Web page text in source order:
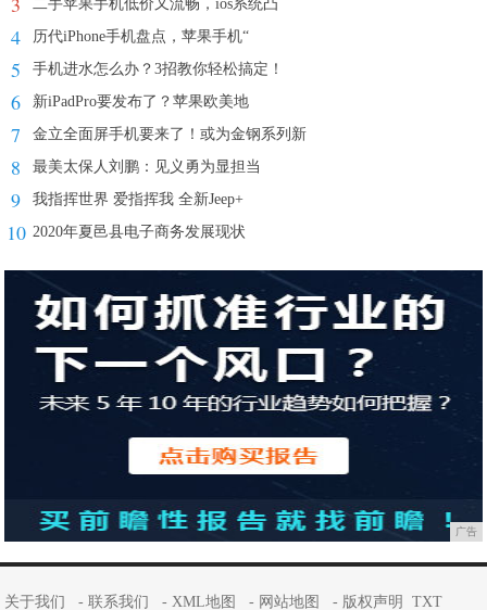
二手苹果手机低价又流畅，ios系统凸
4 历代iPhone手机盘点，苹果手机“
5 手机进水怎么办？3招教你轻松搞定！
6 新iPadPro要发布了？苹果欧美地
7 金立全面屏手机要来了！或为金钢系列新
8 最美太保人刘鹏：见义勇为显担当
9 我指挥世界 爱指挥我 全新Jeep+
10 2020年夏邑县电子商务发展现状
广告
关于我们 -联系我们 -XML地图 - 网站地图 - 版权声明 TXT